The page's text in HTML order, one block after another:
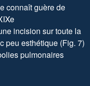
connaît guère de
incision sur toute la
peu esthétique (Fig. 7)
pulmonaires